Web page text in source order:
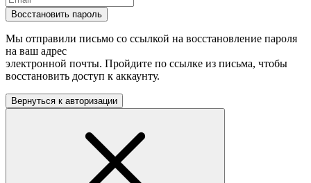
Восстановить пароль
Мы отправили письмо со ссылкой на восстановление пароля
на ваш адрес
электронной почты. Пройдите по ссылке из письма, чтобы
восстановить доступ к аккаунту.
Вернуться к авторизации